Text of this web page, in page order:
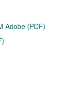
Adobe (PDF)